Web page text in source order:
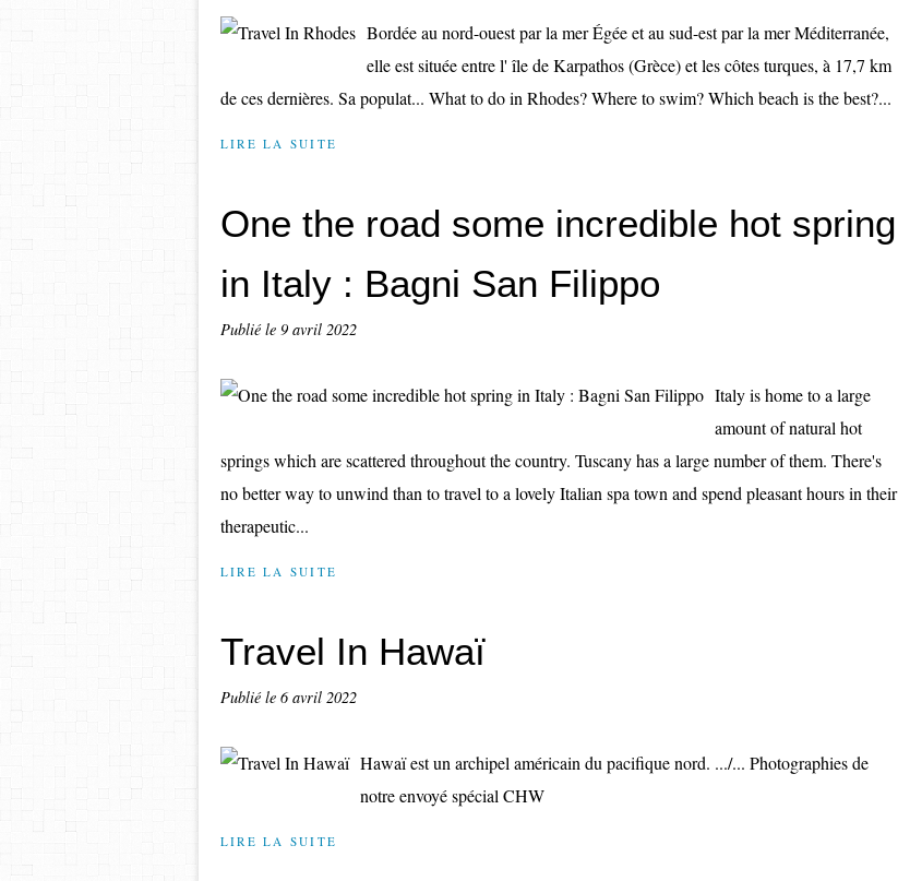
Bordée au nord-ouest par la mer Égée et au sud-est par la mer Méditerranée,
elle est située entre l' île de Karpathos (Grèce) et les côtes turques, à 17,7 km
de ces dernières. Sa populat... What to do in Rhodes? Where to swim? Which beach is the best?...
LIRE LA SUITE
One the road some incredible hot spring
in Italy : Bagni San Filippo
Publié le 9 avril 2022
Italy is home to a large
amount of natural hot
springs which are scattered throughout the country. Tuscany has a large number of them. There's
no better way to unwind than to travel to a lovely Italian spa town and spend pleasant hours in their
therapeutic...
LIRE LA SUITE
Travel In Hawaï
Publié le 6 avril 2022
Hawaï est un archipel américain du pacifique nord. .../... Photographies de
notre envoyé spécial CHW
LIRE LA SUITE